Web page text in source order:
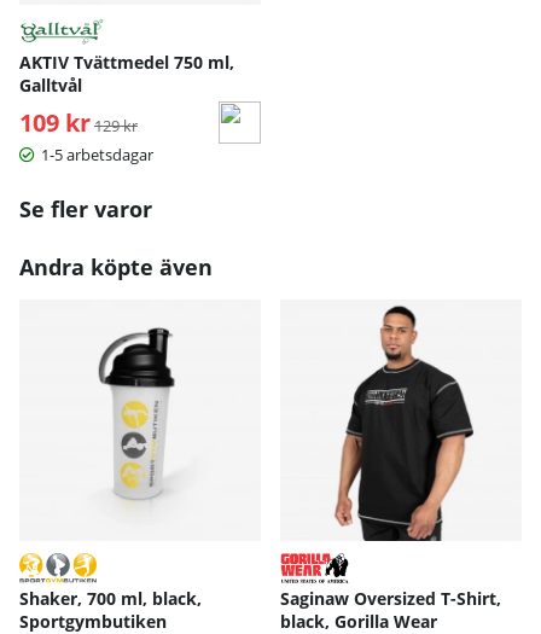
AKTIV Tvättmedel 750 ml,
Galltvål
109 kr Ordinarie pris:
129 kr
1-5 arbetsdagar
Se fler varor
Andra köpte även
Shaker, 700 ml, black,
Sportgymbutiken
Saginaw Oversized T-Shirt,
black, Gorilla Wear